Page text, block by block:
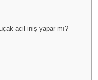
acil iniş yapar mı?